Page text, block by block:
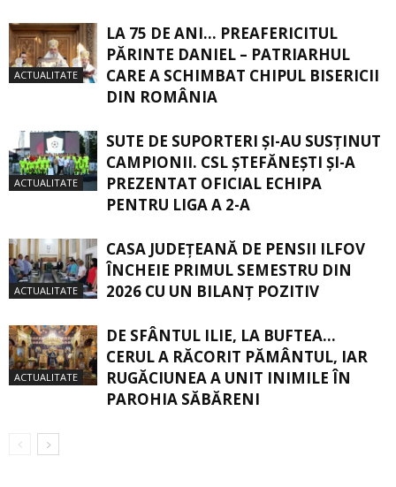
ACTUALITATE
LA 75 DE ANI… PREAFERICITUL
PĂRINTE DANIEL – PATRIARHUL
CARE A SCHIMBAT CHIPUL BISERICII
DIN ROMÂNIA
ACTUALITATE
SUTE DE SUPORTERI ȘI-AU SUSȚINUT
CAMPIONII. CSL ȘTEFĂNEȘTI ȘI-A
PREZENTAT OFICIAL ECHIPA
PENTRU LIGA A 2-A
ACTUALITATE
CASA JUDEŢEANĂ DE PENSII ILFOV
ÎNCHEIE PRIMUL SEMESTRU DIN
2026 CU UN BILANŢ POZITIV
ACTUALITATE
DE SFÂNTUL ILIE, LA BUFTEA…
CERUL A RĂCORIT PĂMÂNTUL, IAR
RUGĂCIUNEA A UNIT INIMILE ÎN
PAROHIA SĂBĂRENI